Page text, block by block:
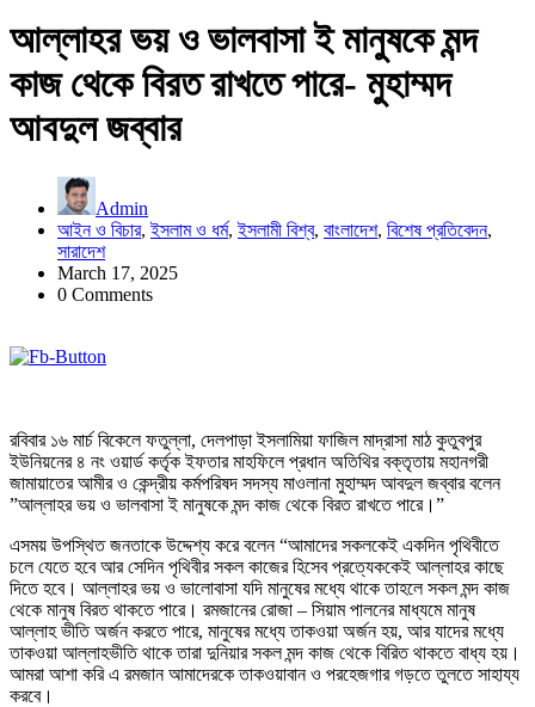
আল্লাহর ভয় ও ভালবাসা ই মানুষকে মন্দ
কাজ থেকে বিরত রাখতে পারে- মুহাম্মদ
আবদুল জব্বার
Admin
আইন ও বিচার,ইসলাম ও ধর্ম,ইসলামী বিশ্ব, বাংলাদেশ, বিশেষ প্রতিবেদন,
সারাদেশ
March 17, 2025
0 Comments
রবিবার ১৬ মার্চ বিকেলে ফতুল্লা, দেলপাড়া ইসলামিয়া ফাজিল মাদ্রাসা মাঠ কুতুবপুর
ইউনিয়নের ৪ নং ওয়ার্ড কর্তৃক ইফতার মাহফিলে প্রধান অতিথির বক্তৃতায় মহানগরী
জামায়াতের আমীর ও কেন্দ্রীয় কর্মপরিষদ সদস্য মাওলানা মুহাম্মদ আবদুল জব্বার বলেন
”আল্লাহর ভয় ও ভালবাসা ই মানুষকে মন্দ কাজ থেকে বিরত রাখতে পারে।”
এসময় উপস্থিত জনতাকে উদ্দেশ্য করে বলেন “আমাদের সকলকেই একদিন পৃথিবীতে
চলে যেতে হবে আর সেদিন পৃথিবীর সকল কাজের হিসেব প্রত্যেককেই আল্লাহর কাছে
দিতে হবে। আল্লাহর ভয় ও ভালোবাসা যদি মানুষের মধ্যে থাকে তাহলে সকল মন্দ কাজ
থেকে মানুষ বিরত থাকতে পারে। রমজানের রোজা – সিয়াম পালনের মাধ্যমে মানুষ
আল্লাহ ভীতি অর্জন করতে পারে, মানুষের মধ্যে তাকওয়া অর্জন হয়, আর যাদের মধ্যে
তাকওয়া আল্লাহভীতি থাকে তারা দুনিয়ার সকল মন্দ কাজ থেকে বিরিত থাকতে বাধ্য হয়।
আমরা আশা করি এ রমজান আমাদেরকে তাকওয়াবান ও পরহেজগার গড়তে তুলতে সাহায্য
করবে।